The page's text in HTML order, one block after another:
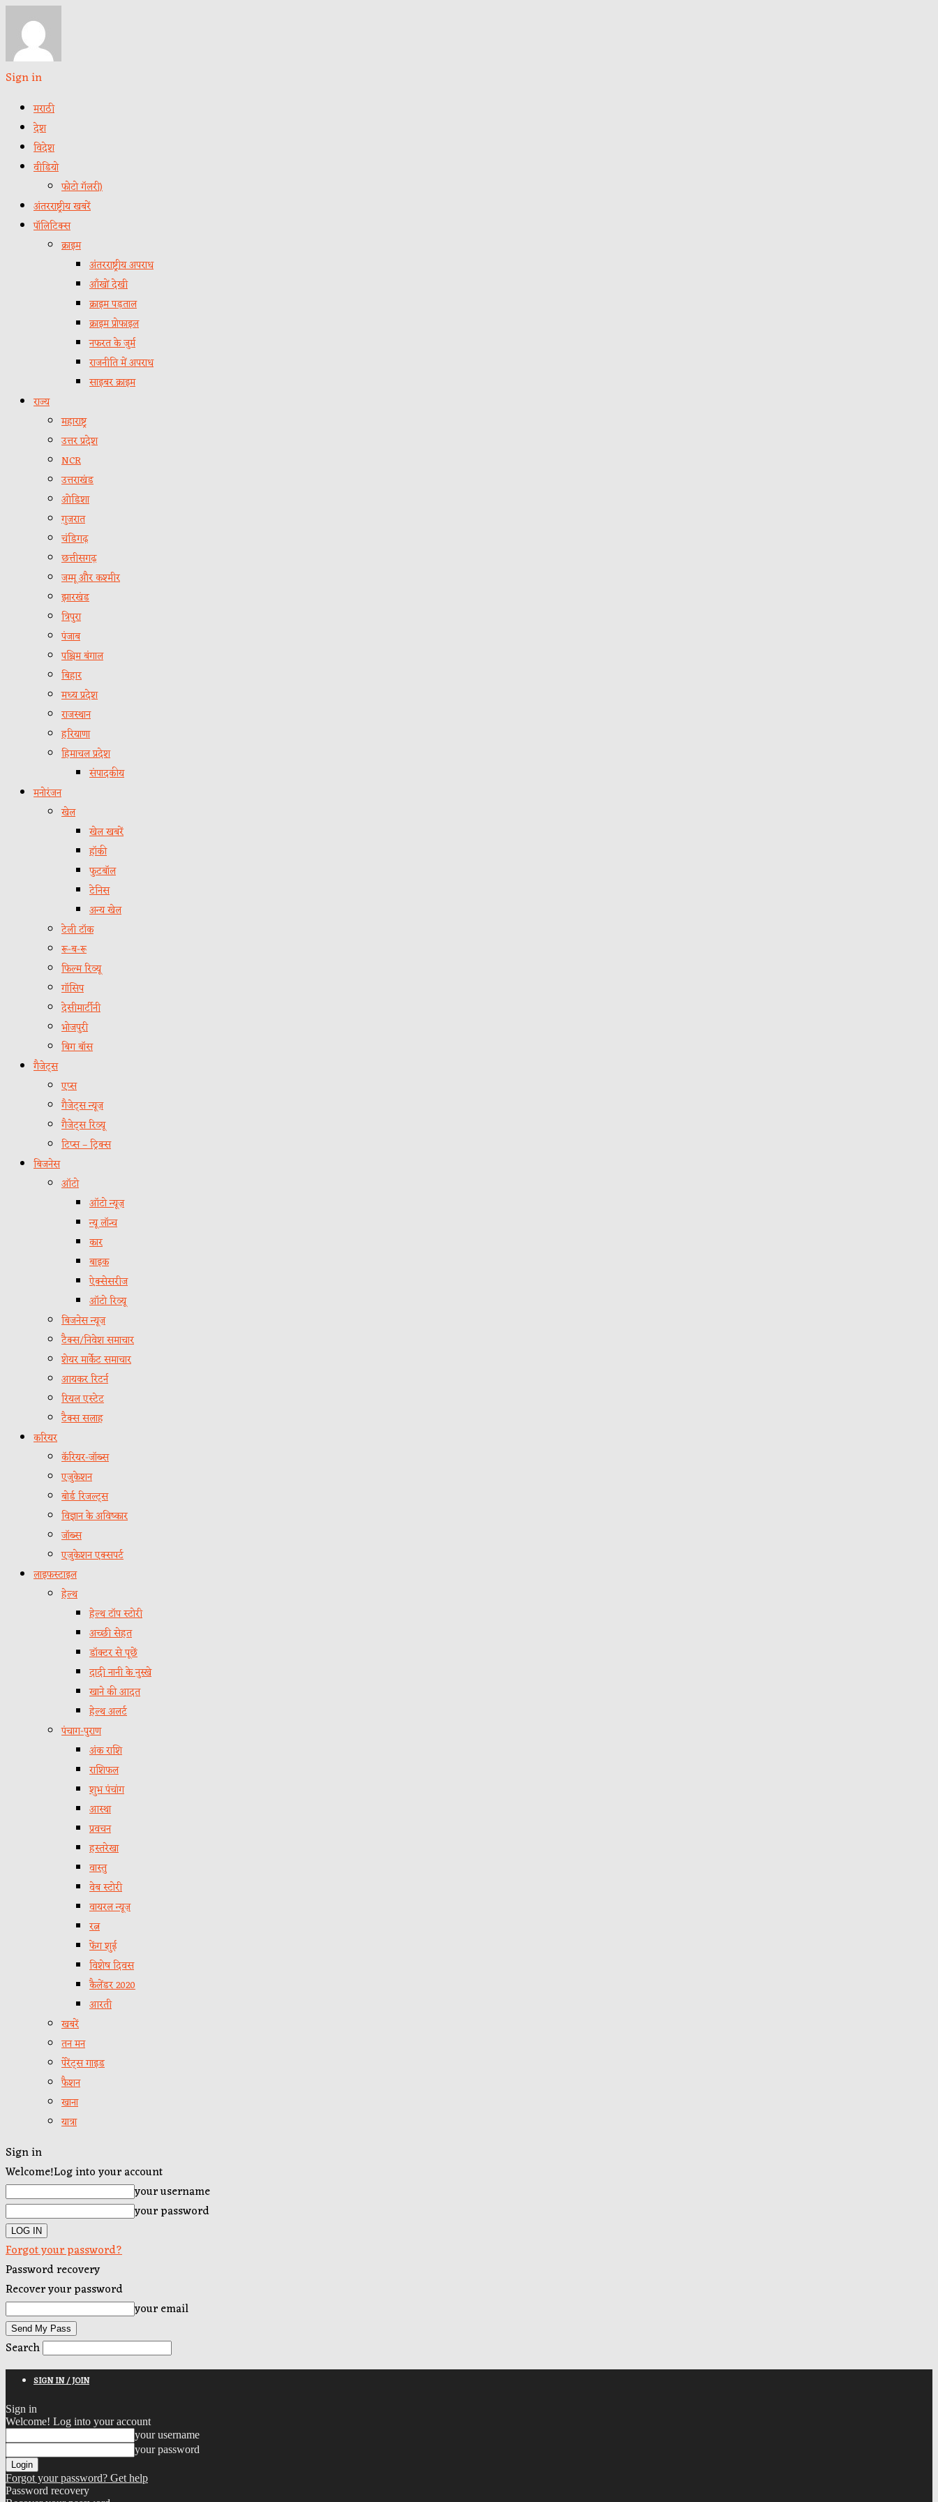
Sign in
मराठी
देश
विदेश
वीडियो
फोटो गॅलरी)
अंतरराष्ट्रीय खबरें
पॉलिटिक्स
क्राइम
अंतरराष्ट्रीय अपराध
आँखों देखी
क्राइम पड़ताल
क्राइम प्रोफाइल
नफरत के जुर्म
राजनीति में अपराध
साइबर क्राइम
राज्य
महाराष्ट्र
उत्तर प्रदेश
NCR
उत्तराखंड
ओडिशा
गुजरात
चंडिगढ़
छत्तीसगढ़
जम्मू और कश्मीर
झारखंड
त्रिपुरा
पंजाब
पश्चिम बंगाल
बिहार
मध्य प्रदेश
राजस्थान
हरियाणा
हिमाचल प्रदेश
संपादकीय
मनोरंजन
खेल
खेल खबरें
हॉकी
फुटबॉल
टेनिस
अन्य खेल
टेली टॉक
रू-ब-रू
फिल्म रिव्यू
गॉसिप
देसीमार्टीनी
भोजपुरी
बिग बॉस
गैजेट्स
एप्स
गैजेट्स न्यूज़
गैजेट्स रिव्यू
टिप्स – ट्रिक्स
बिजनेस
ऑटो
ऑटो न्यूज़
न्यू लॉन्च
कार
बाइक
ऐक्सेसरीज
ऑटो रिव्यू
बिजनेस न्यूज़
टैक्स/निवेश समाचार
शेयर मार्केट समाचार
आयकर रिटर्न
रियल एस्टेट
टैक्स सलाह
करियर
कॅरियर-जॉब्स
एजुकेशन
बोर्ड रिजल्ट्स
विज्ञान के अविष्कार
जॉब्स
एजुकेशन एक्सपर्ट
लाइफस्टाइल
हेल्थ
हेल्थ टॉप स्टोरी
अच्छी सेहत
डॉक्टर से पूछें
दादी नानी के नुस्खे
खाने की आदत
हेल्थ अलर्ट
पंचाग-पुराण
अंक राशि
राशिफल
शुभ पंचांग
आस्था
प्रवचन
हस्तरेखा
वास्तु
वेब स्टोरी
वायरल न्यूज़
रत्न
फेंग शुई
विशेष दिवस
कैलेंडर 2020
आरती
खबरें
तन मन
पेरेंट्स गाइड
फैशन
खाना
यात्रा
Sign in
Welcome!Log into your account
your username
your password
Forgot your password?
Password recovery
Recover your password
your email
Search
SIGN IN / JOIN
Sign in
Welcome! Log into your account
your username
your password
Forgot your password? Get help
Password recovery